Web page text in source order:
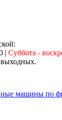
| Суббота -
выходных.
машины по